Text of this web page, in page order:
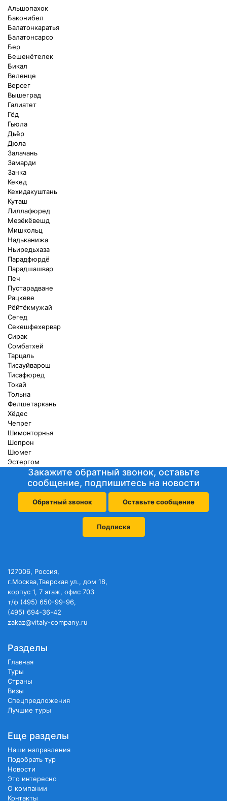
Альшопахок
Баконибел
Балатонкаратья
Балатонсарсо
Бер
Бешенётелек
Бикал
Веленце
Версег
Вышеград
Галиатет
Гёд
Гьюла
Дьёр
Дюла
Залачань
Замарди
Занка
Кекед
Кехидакуштань
Куташ
Лиллафюред
Мезёкёвешд
Мишкольц
Надьканижа
Ньиредьхаза
Парадфюрдё
Парадшашвар
Печ
Пустарадване
Рацкеве
Рёйтёкмужай
Сегед
Секешфехервар
Сирак
Сомбатхей
Тарцаль
Тисауйварош
Тисафюред
Токай
Тольна
Фелшетаркань
Хёдес
Чепрег
Шимонторнья
Шопрон
Шюмег
Эстергом
Закажите обратный звонок, оставьте
сообщение, подпишитесь на новости
Обратный звонок Оставьте сообщение
Подписка
127006, Россия,
г.Москва,Тверская ул., дом 18,
корпус 1, 7 этаж, офис 703
т/ф (495) 650-99-96,
(495) 694-36-42
zakaz@vitaly-company.ru
Разделы
Главная
Туры
Страны
Визы
Спецпредложения
Лучшие туры
Еще разделы
Наши направления
Подобрать тур
Новости
Это интересно
О компании
Контакты